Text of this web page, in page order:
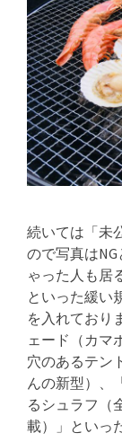
続いては「未
ので写真は
ゃった人も居
といった緩い
を入れており
ェード（カマ
穴のあるテン
んの新型）、
るシュラフ（
載）」といっ